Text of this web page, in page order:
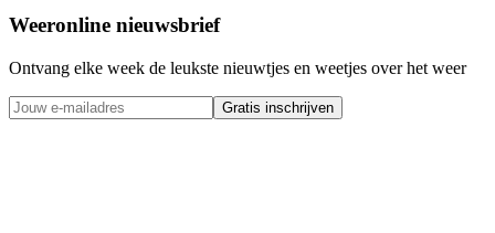
Weeronline nieuwsbrief
Ontvang elke week de leukste nieuwtjes en weetjes over het weer
Gratis inschrijven